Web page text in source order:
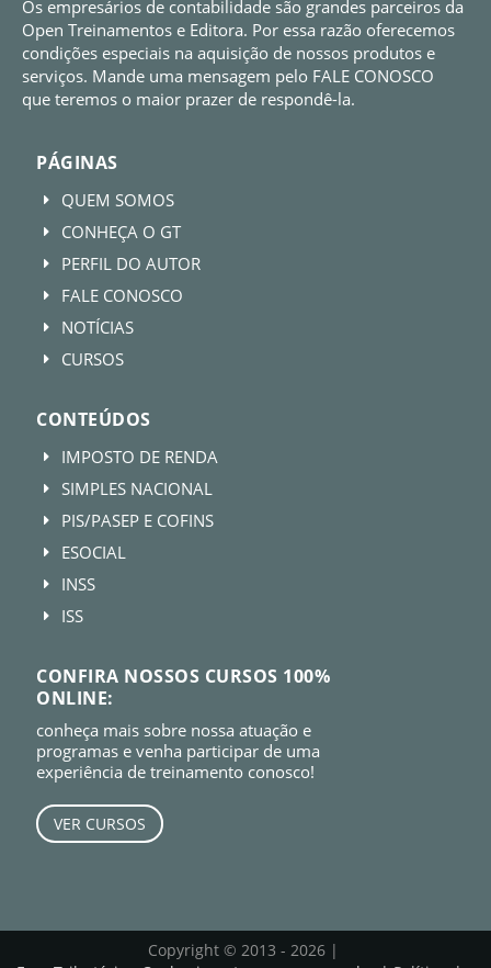
Os empresários de contabilidade são grandes parceiros da
Open Treinamentos e Editora. Por essa razão oferecemos
condições especiais na aquisição de nossos produtos e
serviços. Mande uma mensagem pelo FALE CONOSCO
que teremos o maior prazer de respondê-la.
PÁGINAS
E QUEM SOMOS
E CONHEÇA O GT
E PERFIL DO AUTOR
E FALE CONOSCO
E NOTÍCIAS
E CURSOS
CONTEÚDOS
E IMPOSTO DE RENDA
E SIMPLES NACIONAL
E PIS/PASEP E COFINS
E ESOCIAL
E INSS
E ISS
CONFIRA NOSSOS CURSOS 100%
ONLINE:
conheça mais sobre nossa atuação e
programas e venha participar de uma
experiência de treinamento conosco!
VER CURSOS
Copyright © 2013 - 2026 |